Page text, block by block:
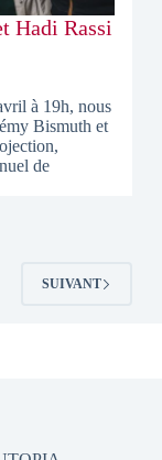
Hadi Rassi
à 19h, nous
Bismuth et
de
SUIVANT